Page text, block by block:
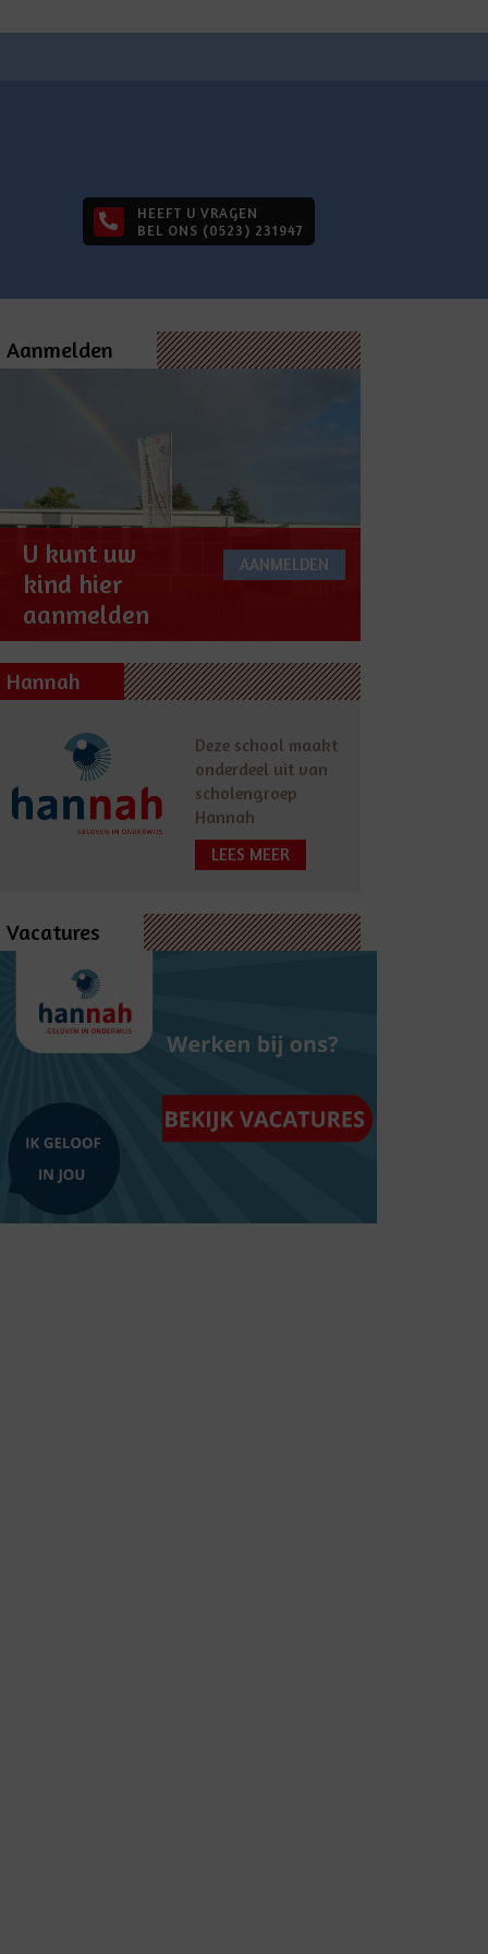
HEEFT U VRAGEN
BEL ONS (0523) 231947
Aanmelden
U kunt uw
kind hier
aanmelden
AANMELDEN
Hannah
Deze school maakt
onderdeel uit van
scholengroep
Hannah
LEES MEER
Vacatures